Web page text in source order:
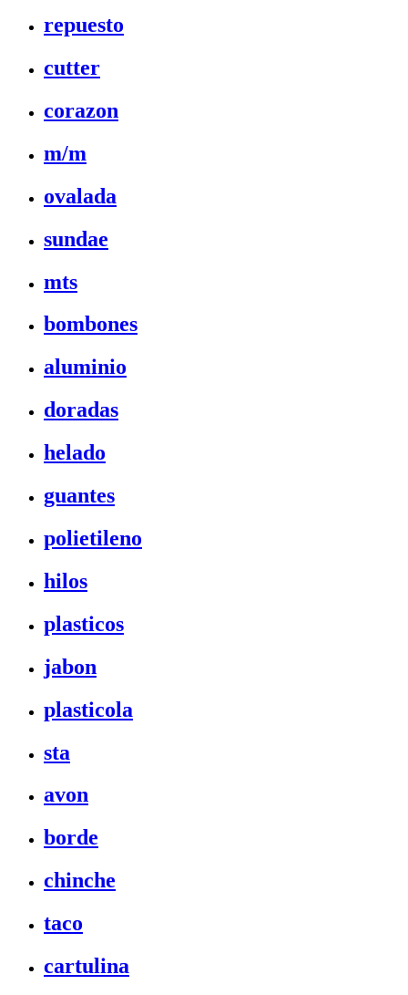
repuesto
cutter
corazon
m/m
ovalada
sundae
mts
bombones
aluminio
doradas
helado
guantes
polietileno
hilos
plasticos
jabon
plasticola
sta
avon
borde
chinche
taco
cartulina